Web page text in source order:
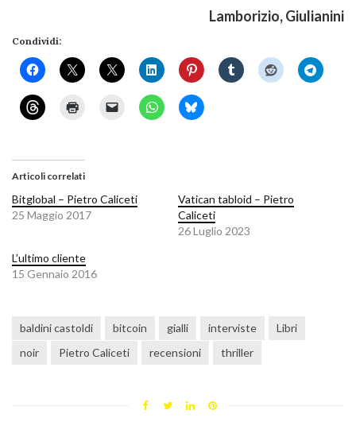
Lamborizio, Giulianini
Condividi:
Articoli correlati
Bitglobal – Pietro Caliceti
25 Maggio 2017
Vatican tabloid – Pietro
Caliceti
26 Luglio 2023
L’ultimo cliente
15 Gennaio 2016
baldini castoldi bitcoin gialli interviste
Libri
noir
Pietro Caliceti recensioni thriller